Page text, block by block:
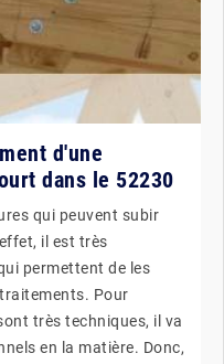
d'une
dans le 52230
qui peuvent subir
il est très
permettent de les
Pour
très techniques, il va
en la matière. Donc,